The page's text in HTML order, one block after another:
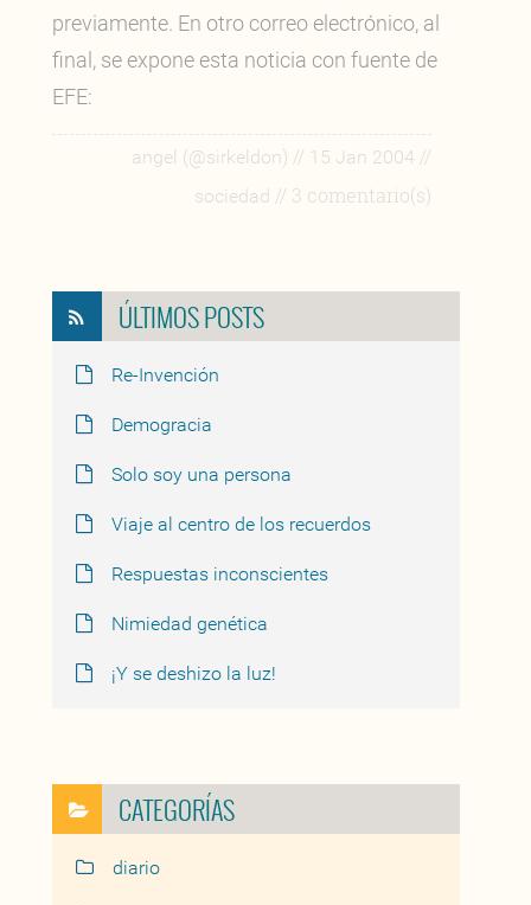
previamente. En otro correo electrónico, al
final, se expone esta noticia con fuente de
EFE:
angel (@sirkeldon) // 15 Jan 2004 //
sociedad // 3 comentario(s)
ÚLTIMOS POSTS
Re-Invención
Demogracia
Solo soy una persona
Viaje al centro de los recuerdos
Respuestas inconscientes
Nimiedad genética
¡Y se deshizo la luz!
CATEGORÍAS
diario